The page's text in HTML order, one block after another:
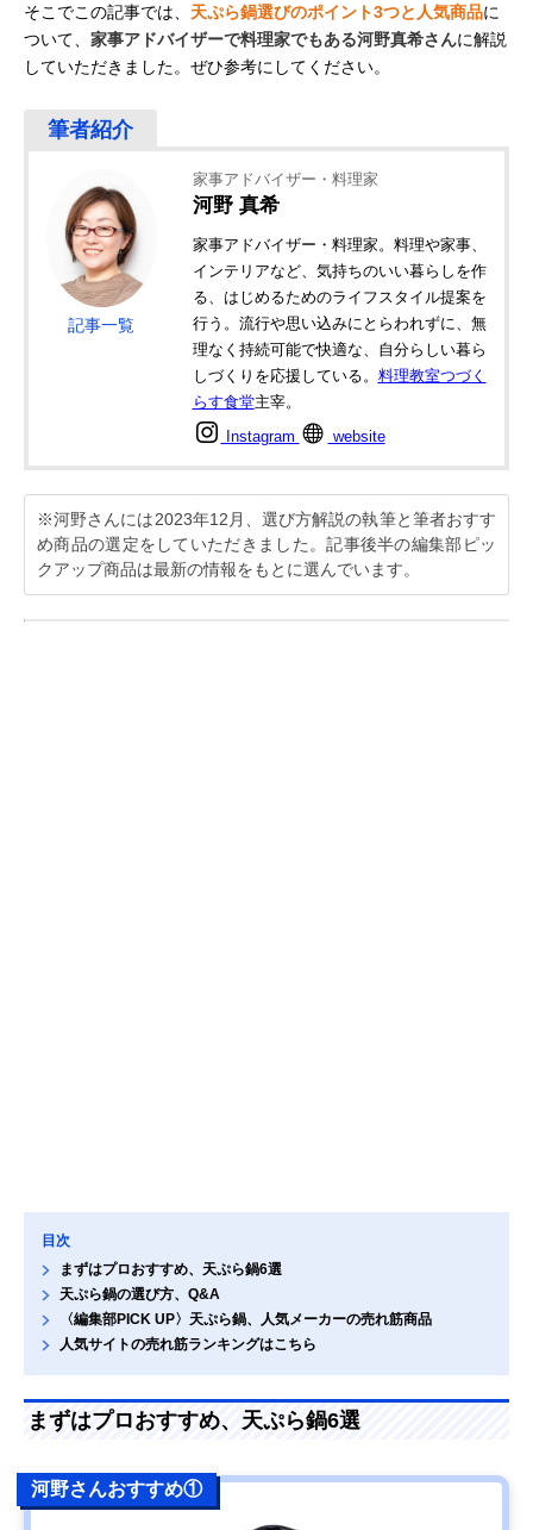
そこでこの記事では、 天ぷら鍋選びのポイント3つと人気商品に
ついて、 家事アドバイザーで料理家でもある河野真希さんに解説
していただきました。ぜひ参考にしてください。
記事一覧
家事アドバイザー・料理家
河野 真希
家事アドバイザー・料理家。料理や家事、
インテリアなど、気持ちのいい暮らしを作
る、はじめるためのライフスタイル提案を
行う。流行や思い込みにとらわれずに、無
理なく持続可能で快適な、自分らしい暮ら
しづくりを応援している。 料理教室つづく
らす食堂主宰。
Instagram website
※河野さんには2023年12月、選び方解説の執筆と筆者おすす
め商品の選定をしていただきました。記事後半の編集部ピッ
クアップ商品は最新の情報をもとに選んでいます。
目次
まずはプロおすすめ、天ぷら鍋6選
天ぷら鍋の選び方、Q&A
〈編集部PICK UP〉天ぷら鍋、人気メーカーの売れ筋商品
人気サイトの売れ筋ランキングはこちら
まずはプロおすすめ、天ぷら鍋6選
河野さんおすすめ①